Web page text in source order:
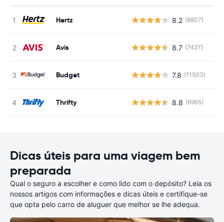
Hertz 8.2 (8807)
Avis 8.7 (7427)
Budget 7.8 (11503)
Thrifty 8.8 (6965)
Dicas úteis para uma viagem bem
preparada
Qual o seguro a escolher e como lido com o depósito? Leia os
nossos artigos com informações e dicas úteis e certifique-se
que opta pelo carro de aluguer que melhor se lhe adequa.